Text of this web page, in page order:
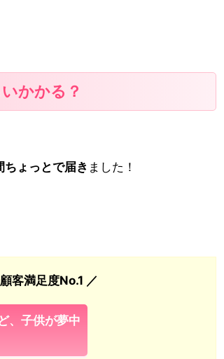
かかる？
ちょっとで届き ました！
客満足度No.1 ／
、子供が夢中